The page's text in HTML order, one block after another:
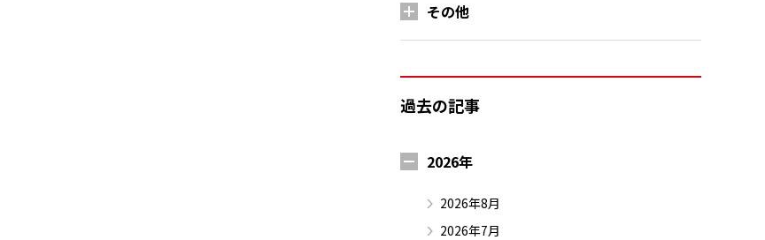
その他
過去の記事
2026年
2026年8月
2026年7月